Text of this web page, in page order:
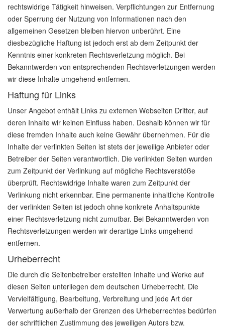
rechtswidrige Tätigkeit hinweisen. Verpflichtungen zur Entfernung
oder Sperrung der Nutzung von Informationen nach den
allgemeinen Gesetzen bleiben hiervon unberührt. Eine
diesbezügliche Haftung ist jedoch erst ab dem Zeitpunkt der
Kenntnis einer konkreten Rechtsverletzung möglich. Bei
Bekanntwerden von entsprechenden Rechtsverletzungen werden
wir diese Inhalte umgehend entfernen.
Haftung für Links
Unser Angebot enthält Links zu externen Webseiten Dritter, auf
deren Inhalte wir keinen Einfluss haben. Deshalb können wir für
diese fremden Inhalte auch keine Gewähr übernehmen. Für die
Inhalte der verlinkten Seiten ist stets der jeweilige Anbieter oder
Betreiber der Seiten verantwortlich. Die verlinkten Seiten wurden
zum Zeitpunkt der Verlinkung auf mögliche Rechtsverstöße
überprüft. Rechtswidrige Inhalte waren zum Zeitpunkt der
Verlinkung nicht erkennbar. Eine permanente inhaltliche Kontrolle
der verlinkten Seiten ist jedoch ohne konkrete Anhaltspunkte
einer Rechtsverletzung nicht zumutbar. Bei Bekanntwerden von
Rechtsverletzungen werden wir derartige Links umgehend
entfernen.
Urheberrecht
Die durch die Seitenbetreiber erstellten Inhalte und Werke auf
diesen Seiten unterliegen dem deutschen Urheberrecht. Die
Vervielfältigung, Bearbeitung, Verbreitung und jede Art der
Verwertung außerhalb der Grenzen des Urheberrechtes bedürfen
der schriftlichen Zustimmung des jeweiligen Autors bzw.